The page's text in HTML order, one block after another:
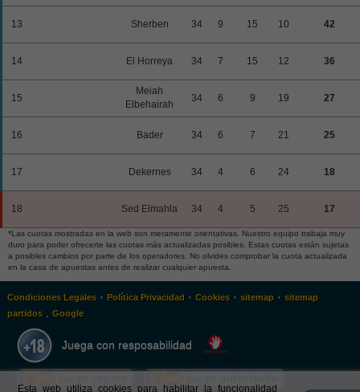
13 Sherben 34 9 15 10 42
14 El Horreya 34 7 15 12 36
15
Meiah
Elbehairah
34 6 9 19 27
16 Bader 34 6 7 21 25
17 Dekernes 34 4 6 24 18
18 Sed Elmahla 34 4 5 25 17
*Las cuotas mostradas en la web son meramente orientativas. Nuestro equipo trabaja muy
duro para poder ofrecerte las cuotas más actualizadas posibles. Estas cuotas están sujetas
a posibles cambios por parte de los operadores. No olvides comprobar la cuota actualizada
en la casa de apuestas antes de realizar cualquier apuesta.
Condiciones Legales· Política Privacidad · Cookies· sitemap· sitemap
partidos. Google
Juega con resposabilidad
Esta web utiliza cookies para habilitar la funcionalidad